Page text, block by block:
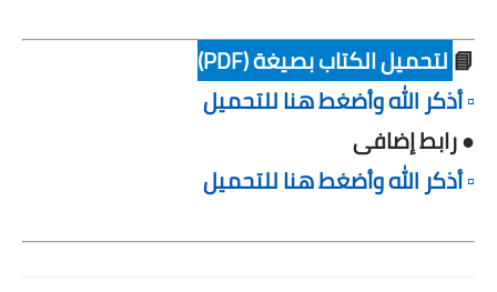
📘لتحميل الكتاب بصيغة (PDF)
▫️ أذكر الله وأضغط هنا للتحميل
● رابط إضافى
▫️ أذكر الله وأضغط هنا للتحميل